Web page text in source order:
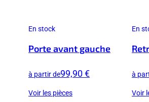
En stock
Porte avant gauche
à partir de99,90 €
Voir les pièces
En
à
Voir